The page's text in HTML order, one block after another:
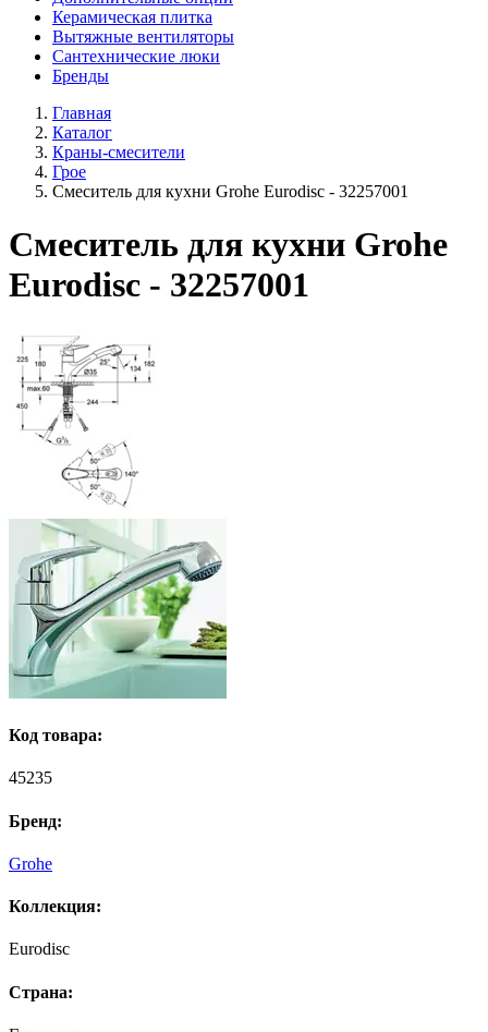
Керамическая плитка
Вытяжные вентиляторы
Сантехнические люки
Бренды
Главная
Каталог
Краны-смесители
Грое
Смеситель для кухни Grohe Eurodisc - 32257001
Смеситель для кухни Grohe
Eurodisc - 32257001
Код товара:
45235
Бренд:
Grohe
Коллекция:
Eurodisc
Страна: